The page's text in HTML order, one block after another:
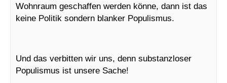
Wohnraum geschaffen werden könne, dann ist das
keine Politik sondern blanker Populismus.
Und das verbitten wir uns, denn substanzloser
Populismus ist unsere Sache!